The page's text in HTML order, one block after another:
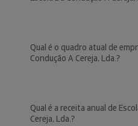
Qual é o quadro atual de
Condução A Cereja, Lda.?
Qual é a receita anual de
Cereja, Lda.?